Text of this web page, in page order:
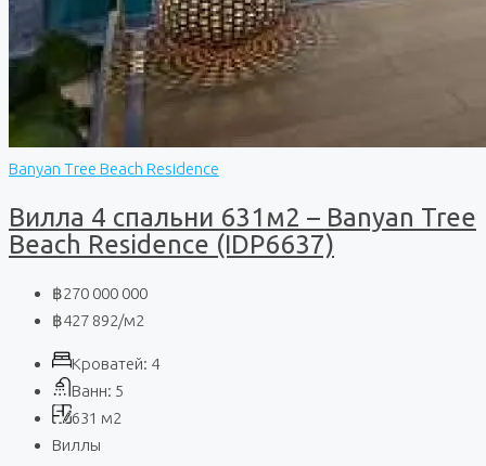
Banyan Tree Beach Residence
Вилла 4 спальни 631м2 – Banyan Tree
Beach Residence (IDP6637)
฿270 000 000
฿427 892/м2
Кроватей: 4
Ванн: 5
631 м2
Виллы